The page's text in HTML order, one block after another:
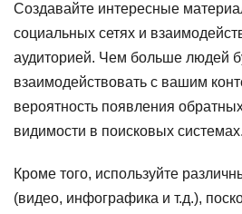
Создавайте интересные
социальных сетях и
аудиторией. Чем больше людей
взаимодействовать с вашим
вероятность появления
видимости в поисковых системах.
Кроме того, используйте
(видео, инфографика и т.д.),